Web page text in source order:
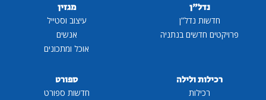
נדל"ן
חדשות נדל"ן
פרויקטים חדשים בנתניה
מגזין
עיצוב וסטייל
אנשים
אוכל ומתכונים
רכילות ולילה
רכילות
ספורט
חדשות ספורט